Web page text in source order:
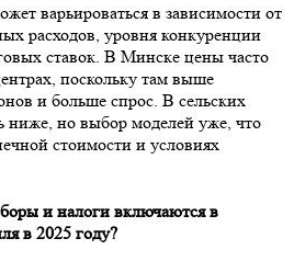
варьироваться в зависимости от
расходов, уровня конкуренции
ставок. В Минске цены часто
поскольку там выше
и больше спрос. В сельских
ниже, но выбор моделей уже, что
стоимости и условиях
и налоги включаются в
в 2025 году?